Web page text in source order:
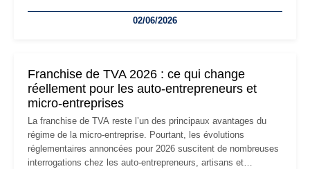
les auto-entrepreneurs devront s'adapter à un environnement
02/06/2026
Franchise de TVA 2026 : ce qui change
réellement pour les auto-entrepreneurs et
micro-entreprises
La franchise de TVA reste l’un des principaux avantages du
régime de la micro-entreprise. Pourtant, les évolutions
réglementaires annoncées pour 2026 suscitent de nombreuses
interrogations chez les auto-entrepreneurs, artisans et